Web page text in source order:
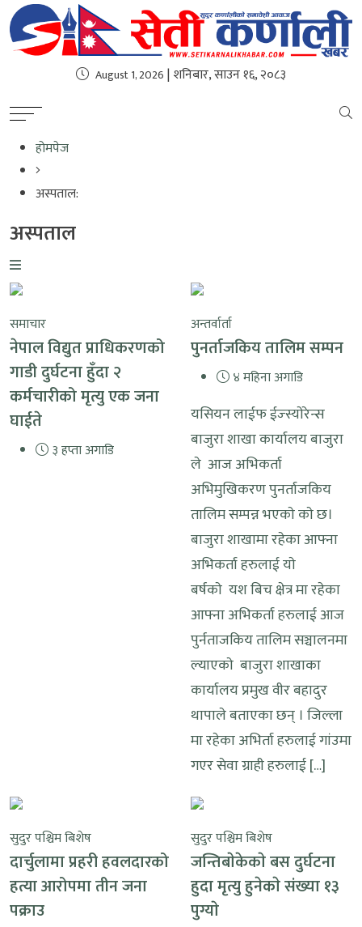
August 1, 2026 | शनिबार, साउन १६, २०८३
होमपेज
अस्पताल:
अस्पताल
समाचार
नेपाल विद्युत प्राधिकरणको
गाडी दुर्घटना हुँदा २
कर्मचारीको मृत्यु एक जना
घाईते
३ हप्ता अगाडि
अन्तर्वार्ता
पुनर्ताजकिय तालिम सम्पन
४ महिना अगाडि
यसियन लाईफ ईज्स्याेरेन्स
बाजुरा शाखा कार्यालय बाजुरा
ले आज अभिकर्ता
अभिमुखिकरण पुनर्ताजकिय
तालिम सम्पन्न भएकाे काे छ।
बाजुरा शाखामा रहेका आफ्ना
अभिकर्ता हरुलाई याे
बर्षकाे यश बिच क्षेत्र मा रहेका
आफ्ना अभिकर्ता हरुलाई आज
पुर्नताजकिय तालिम सञ्चालनमा
ल्याएकाे बाजुरा शाखाका
कार्यालय प्रमुख वीर बहादुर
थापाले बताएका छन् । जिल्ला
मा रहेका अभिर्ता हरुलाई गांउमा
गएर सेवा ग्राही हरुलाई […]
सुदुर पश्चिम बिशेष
दार्चुलामा प्रहरी हवलदारको
हत्या आरोपमा तीन जना
पक्राउ
सुदुर पश्चिम बिशेष
जन्तिबाेकेकाे बस दुर्घटना
हुदा मृत्यु हुनेकाे संख्या १३
पुग्याे